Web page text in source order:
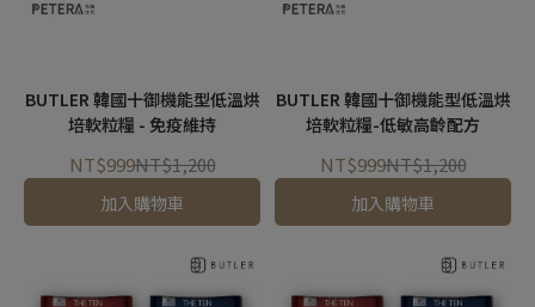
BUTLER 韓國十御機能型低溫烘
培軟粒糧 - 免疫維持
NT$999NT$1,200
加入購物車
BUTLER 韓國十御機能型低溫烘
培軟粒糧-低敏高齡配方
NT$999NT$1,200
加入購物車